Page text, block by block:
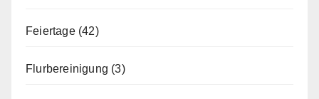
Feiertage(42)
Flurbereinigung (3)